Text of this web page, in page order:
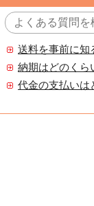
送料を事前に知
納期はどのくら